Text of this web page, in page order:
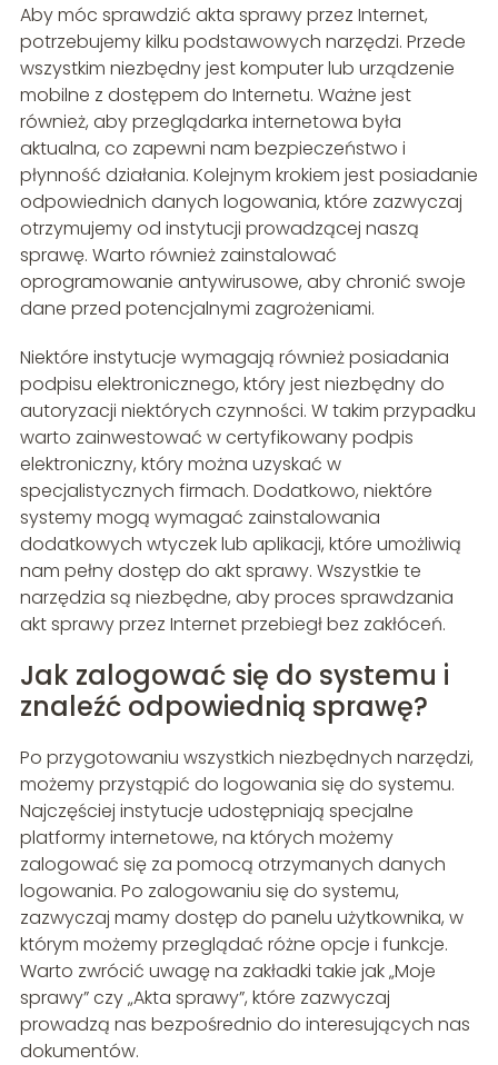
Aby móc sprawdzić akta sprawy przez Internet,
potrzebujemy kilku podstawowych narzędzi. Przede
wszystkim niezbędny jest komputer lub urządzenie
mobilne z dostępem do Internetu. Ważne jest
również, aby przeglądarka internetowa była
aktualna, co zapewni nam bezpieczeństwo i
płynność działania. Kolejnym krokiem jest posiadanie
odpowiednich danych logowania, które zazwyczaj
otrzymujemy od instytucji prowadzącej naszą
sprawę. Warto również zainstalować
oprogramowanie antywirusowe, aby chronić swoje
dane przed potencjalnymi zagrożeniami.
Niektóre instytucje wymagają również posiadania
podpisu elektronicznego, który jest niezbędny do
autoryzacji niektórych czynności. W takim przypadku
warto zainwestować w certyfikowany podpis
elektroniczny, który można uzyskać w
specjalistycznych firmach. Dodatkowo, niektóre
systemy mogą wymagać zainstalowania
dodatkowych wtyczek lub aplikacji, które umożliwią
nam pełny dostęp do akt sprawy. Wszystkie te
narzędzia są niezbędne, aby proces sprawdzania
akt sprawy przez Internet przebiegł bez zakłóceń.
Jak zalogować się do systemu i
znaleźć odpowiednią sprawę?
Po przygotowaniu wszystkich niezbędnych narzędzi,
możemy przystąpić do logowania się do systemu.
Najczęściej instytucje udostępniają specjalne
platformy internetowe, na których możemy
zalogować się za pomocą otrzymanych danych
logowania. Po zalogowaniu się do systemu,
zazwyczaj mamy dostęp do panelu użytkownika, w
którym możemy przeglądać różne opcje i funkcje.
Warto zwrócić uwagę na zakładki takie jak „Moje
sprawy” czy „Akta sprawy”, które zazwyczaj
prowadzą nas bezpośrednio do interesujących nas
dokumentów.